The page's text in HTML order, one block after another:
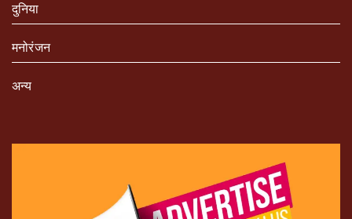
दुनिया
मनोरंजन
अन्य